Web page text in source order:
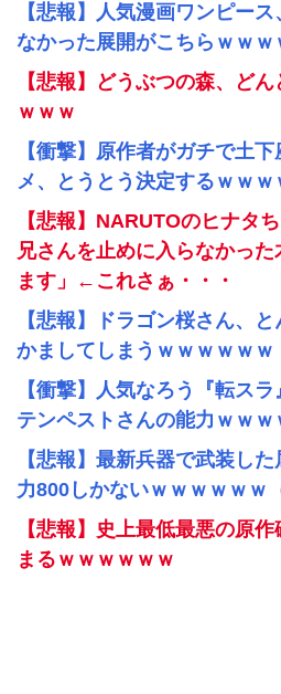
【悲報】人気漫画ワンピー
なかった展開がこちらｗｗｗ
【悲報】どうぶつの森、ど
ｗｗｗ
【衝撃】原作者がガチで土
メ、とうとう決定するｗｗｗ
【悲報】NARUTOのヒナタ
兄さんを止めに入らなかっ
ます」←これさぁ・・・
【悲報】ドラゴン桜さん、
かましてしまうｗｗｗｗｗｗ
【衝撃】人気なろう『転ス
テンペストさんの能力ｗｗｗ
【悲報】最新兵器で武装し
力800しかないｗｗｗｗｗｗ
【悲報】史上最低最悪の原
まるｗｗｗｗｗｗ